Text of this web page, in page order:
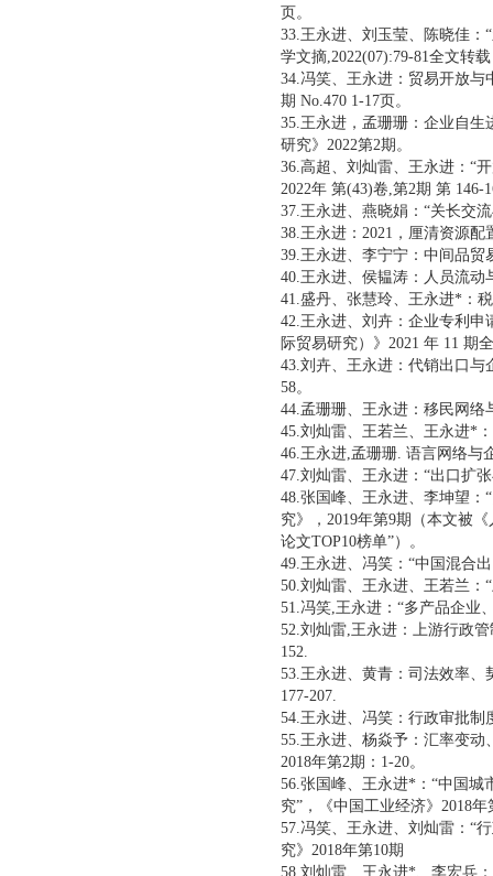
页。
33.王永进、刘玉莹、陈晓佳：
学文摘,2022(07):79-81全文转
34.冯笑、王永进：贸易开放与
期 No.470 1-17页。
35.王永进，孟珊珊：企业自
研究》2022第2期。
36.高超、刘灿雷、王永进：“
2022年 第(43)卷,第2期 第 146-
37.王永进、燕晓娟：“关长交
38.王永进：2021，厘清资源
39.王永进、李宁宁：中间品贸
40.王永进、侯韫涛：人员流动
41.盛丹、张慧玲、王永进*：
42.王永进、刘卉：企业专利申
际贸易研究）》2021 年 11 期
43.刘卉、王永进：代销出口
58。
44.孟珊珊、王永进：移民网络
45.刘灿雷、王若兰、王永进*
46.王永进,孟珊珊. 语言网络与
47.刘灿雷、王永进：“出口扩
48.张国峰、王永进、李坤望：
究》，2019年第9期（本文被
论文TOP10榜单”）。
49.王永进、冯笑：“中国混合
50.刘灿雷、王永进、王若兰：
51.冯笑,王永进：“多产品企业
52.刘灿雷,王永进：上游行政
152.
53.王永进、黄青：司法效率、
177-207.
54.王永进、冯笑：行政审批制
55.王永进、杨焱予：汇率变
2018年第2期：1-20。
56.张国峰、王永进*：“中国
究”，《中国工业经济》2018
57.冯笑、王永进、刘灿雷：“
究》2018年第10期
58.刘灿雷、王永进*、李宏兵